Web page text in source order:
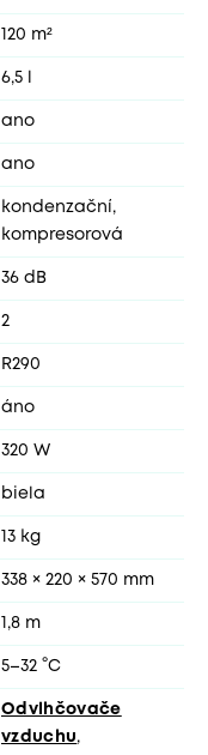
120 m²
6,5 l
ano
ano
kondenzační,
kompresorová
36 dB
2
R290
áno
320 W
biela
13 kg
338 × 220 × 570 mm
1,8 m
5–32 °C
Odvlhčovače
vzduchu,